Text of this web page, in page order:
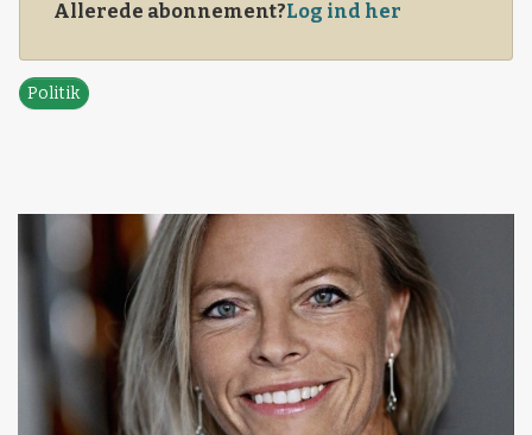
Allerede abonnement?Log ind her
Politik